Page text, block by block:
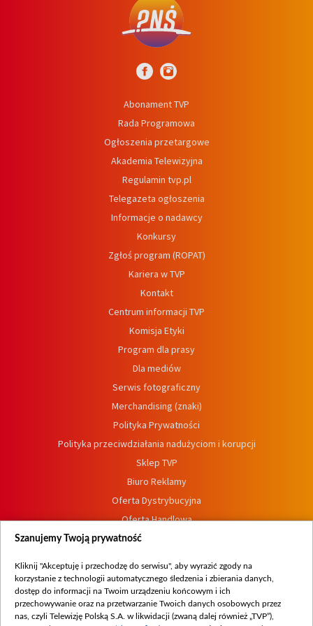
Abonament TVP
Rada Programowa
Ogłoszenia przetargowe
Akademia Telewizyjna
Regulamin tvp.pl
Telegazeta ogłoszenia
Informacje o nadawcy
Konkursy
Zgłoś program (ROPAT)
Kariera w TVP
Kontakt
Centrum informacji TVP
Komisja Etyki
Program dla prasy
Dla mediów
Serwis fotograficzny
Merchandising (znaki)
Polityka Prywatności
Polityka przeciwdziałania nadużyciom i korupcji
Sklep TVP
Biuro Reklamy
Oferta Dystrybucyjna
Oferta Handlowa
Dostępność
Procedura zgłoszeń wewnętrznych
Szanujemy Twoją prywatność
Kliknij "Akceptuję i przechodzę do serwisu", aby wyrazić zgody na
korzystanie z technologii automatycznego śledzenia i zbierania danych,
dostęp do informacji na Twoim urządzeniu końcowym i ich
przechowywanie oraz na przetwarzanie Twoich danych osobowych przez
nas, czyli Telewizję Polską S.A. w likwidacji (zwaną dalej również „TVP”),